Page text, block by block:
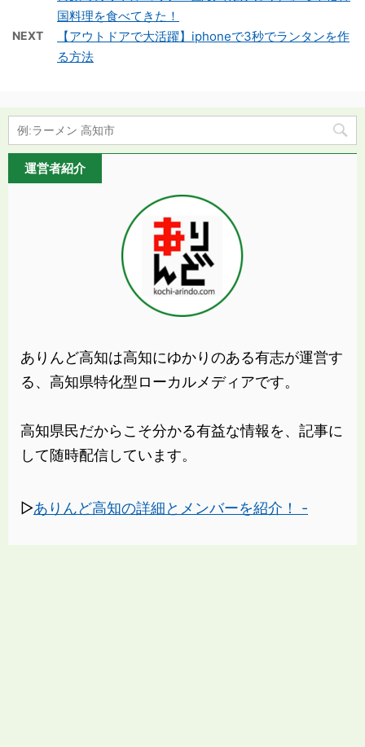
国料理を食べてきた！
NEXT
【アウトドアで大活躍】iphoneで3秒でランタンを作
る方法
運営者紹介
ありんど高知は高知にゆかりのある有志が運営す
る、高知県特化型ローカルメディアです。
高知県民だからこそ分かる有益な情報を、記事に
して随時配信しています。
▷ありんど高知の詳細とメンバーを紹介！ -